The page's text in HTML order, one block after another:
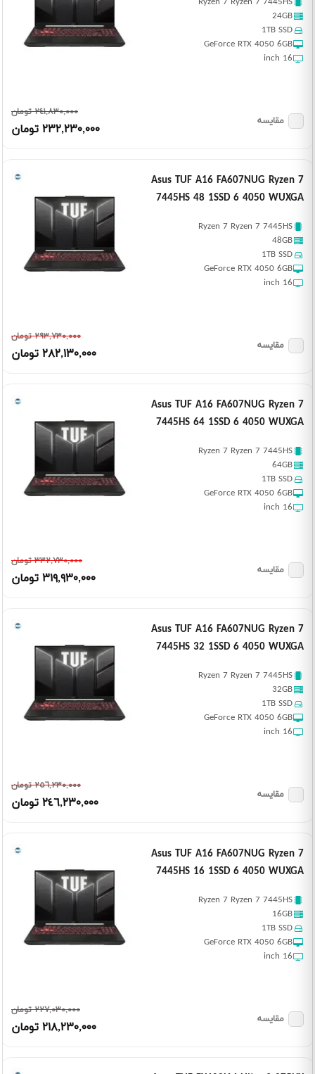
24GB
1TB SSD
GeForce RTX 4050 6GB
16 inch
٢٤١,٨٣٠,٠٠٠ تومان
٢٣٢,٢٣٠,٠٠٠ تومان
مقایسه
Asus TUF A16 FA607NUG Ryzen 7
7445HS 48 1SSD 6 4050 WUXGA
Ryzen 7 Ryzen 7 7445HS
48GB
1TB SSD
GeForce RTX 4050 6GB
16 inch
٢٩٣,٧٣٠,٠٠٠ تومان
٢٨٢,١٣٠,٠٠٠ تومان
مقایسه
Asus TUF A16 FA607NUG Ryzen 7
7445HS 64 1SSD 6 4050 WUXGA
Ryzen 7 Ryzen 7 7445HS
64GB
1TB SSD
GeForce RTX 4050 6GB
16 inch
٣٣٢,٧٣٠,٠٠٠ تومان
٣١٩,٩٣٠,٠٠٠ تومان
مقایسه
Asus TUF A16 FA607NUG Ryzen 7
7445HS 32 1SSD 6 4050 WUXGA
Ryzen 7 Ryzen 7 7445HS
32GB
1TB SSD
GeForce RTX 4050 6GB
16 inch
٢٥٦,٢٣٠,٠٠٠ تومان
٢٤٦,٢٣٠,٠٠٠ تومان
مقایسه
Asus TUF A16 FA607NUG Ryzen 7
7445HS 16 1SSD 6 4050 WUXGA
Ryzen 7 Ryzen 7 7445HS
16GB
1TB SSD
GeForce RTX 4050 6GB
16 inch
٢٢٧,٠٣٠,٠٠٠ تومان
٢١٨,٢٣٠,٠٠٠ تومان
مقایسه